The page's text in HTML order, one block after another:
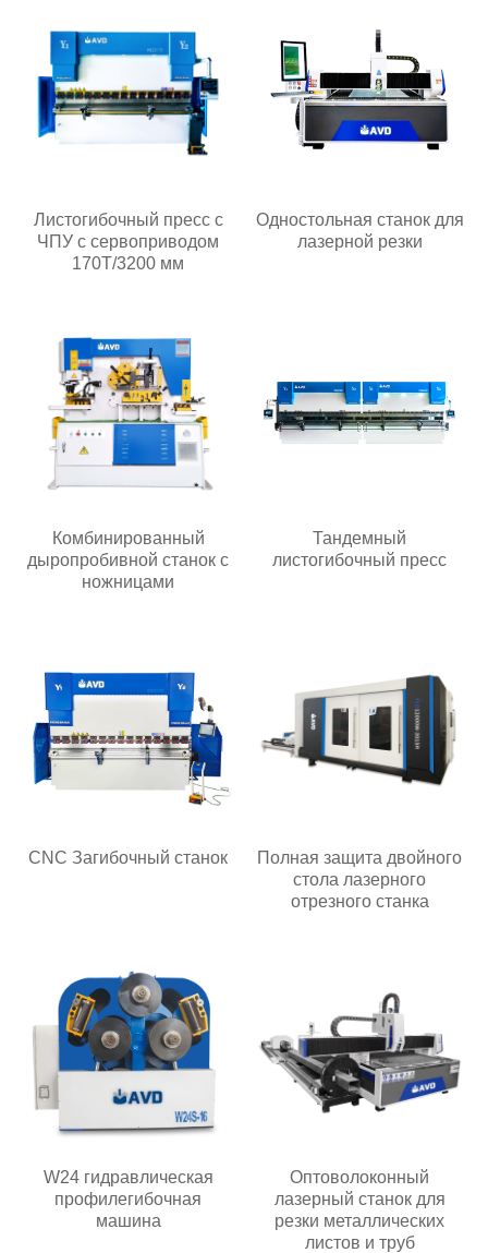
Листогибочный пресс с
ЧПУ с сервоприводом
170T/3200 мм
Одностольная станок для
лазерной резки
Комбинированный
дыропробивной станок с
ножницами
Тандемный
листогибочный пресс
CNC Загибочный станок
Полная защита двойного
стола лазерного
отрезного станка
W24 гидравлическая
профилегибочная
машина
Оптоволоконный
лазерный станок для
резки металлических
листов и труб